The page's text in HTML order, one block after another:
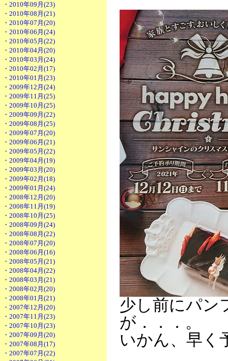
・2010年09月(23)
・2010年08月(21)
・2010年07月(20)
・2010年06月(24)
・2010年05月(22)
・2010年04月(20)
・2010年03月(24)
・2010年02月(17)
・2010年01月(23)
・2009年12月(24)
・2009年11月(25)
・2009年10月(25)
・2009年09月(22)
・2009年08月(25)
・2009年07月(20)
・2009年06月(21)
・2009年05月(22)
・2009年04月(19)
・2009年03月(20)
・2009年02月(18)
・2009年01月(24)
・2008年12月(20)
・2008年11月(19)
・2008年10月(25)
・2008年09月(24)
・2008年08月(22)
・2008年07月(20)
・2008年06月(16)
・2008年05月(21)
・2008年04月(22)
・2008年03月(21)
・2008年02月(20)
・2008年01月(21)
・2007年12月(20)
・2007年11月(23)
・2007年10月(23)
・2007年09月(20)
・2007年08月(17)
・2007年07月(22)
少し前にパン
が．．．。
いかん、早く